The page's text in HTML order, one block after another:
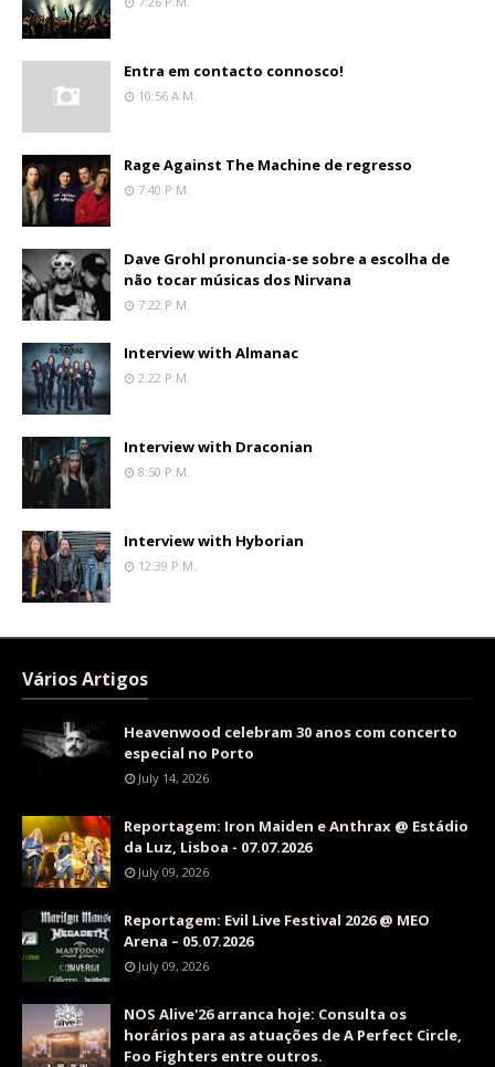
Entra em contacto connosco!
10:56 A.m.
Rage Against The Machine de regresso
7:40 P.m.
Dave Grohl pronuncia-se sobre a escolha de
não tocar músicas dos Nirvana
7:22 P.m.
Interview with Almanac
2:22 P.m.
Interview with Draconian
8:50 P.m.
Interview with Hyborian
12:39 P.m.
Vários Artigos
Heavenwood celebram 30 anos com concerto
especial no Porto
July 14, 2026
Reportagem: Iron Maiden e Anthrax @ Estádio
da Luz, Lisboa - 07.07.2026
July 09, 2026
Reportagem: Evil Live Festival 2026 @ MEO
Arena – 05.07.2026
July 09, 2026
NOS Alive'26 arranca hoje: Consulta os
horários para as atuações de A Perfect Circle,
Foo Fighters entre outros.